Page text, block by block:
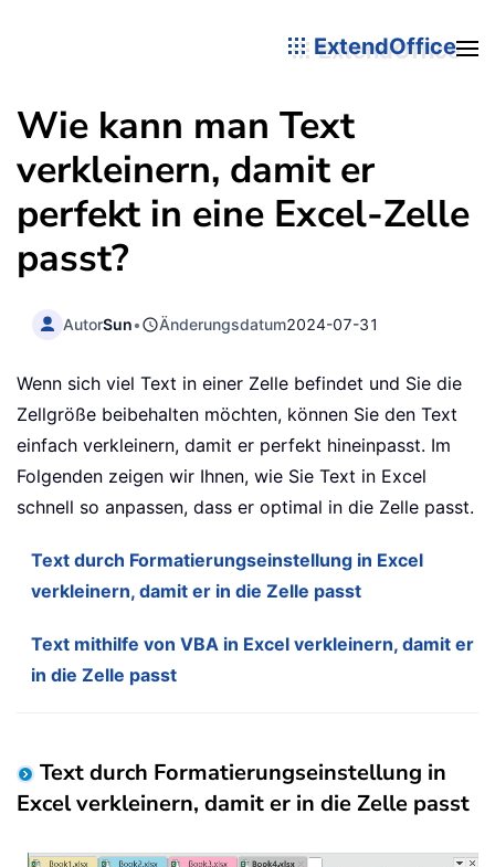
ExtendOffice
Wie kann man Text
verkleinern, damit er
perfekt in eine Excel-Zelle
passt?
AutorSun• Änderungsdatum2024-07-31
Wenn sich viel Text in einer Zelle befindet und Sie die
Zellgröße beibehalten möchten, können Sie den Text
einfach verkleinern, damit er perfekt hineinpasst. Im
Folgenden zeigen wir Ihnen, wie Sie Text in Excel
schnell so anpassen, dass er optimal in die Zelle passt.
Text durch Formatierungseinstellung in Excel
verkleinern, damit er in die Zelle passt
Text mithilfe von VBA in Excel verkleinern, damit er
in die Zelle passt
Text durch Formatierungseinstellung in
Excel verkleinern, damit er in die Zelle passt